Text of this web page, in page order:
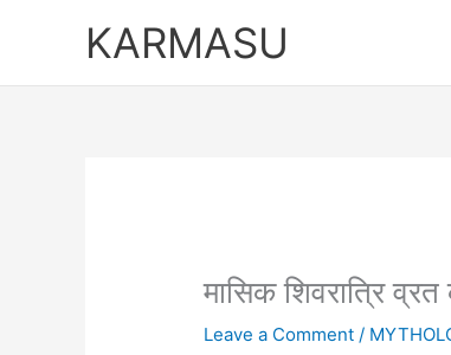
KARMASU
मासिक शिवरात्रि
Leave a Comment /